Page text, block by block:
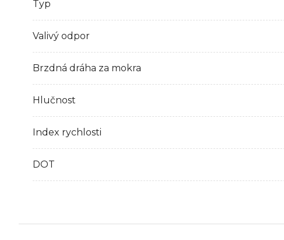
Typ
Valivý odpor
Brzdná dráha za mokra
Hlučnost
Index rychlosti
DOT